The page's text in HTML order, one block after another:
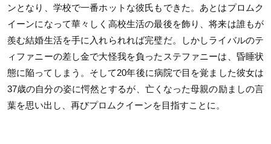
ンとなり、学校で一番ホットな彼氏もできた。あとはプロムク
イーンになって華々しく高校生活の最後を飾り、将来は誰もが
羨む結婚生活を手に入れられれば完璧だ。しかしライバルのテ
ィファニーの差し金で大怪我を負ったステファニーは、昏睡状
態に陥ってしまう。そして20年後に病院で目を覚ました彼女は
37歳の自分の姿に愕然とするが、亡くなった母親の励ましの言
葉を思い出し、再びプロムクイーンを目指すことに。